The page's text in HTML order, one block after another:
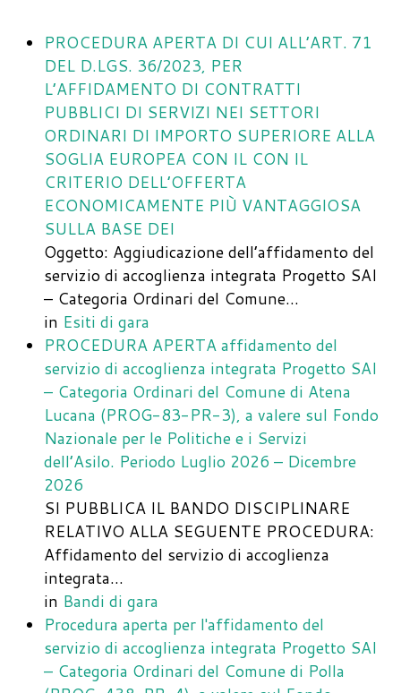
PROCEDURA APERTA DI CUI ALL’ART. 71
DEL D.LGS. 36/2023, PER
L’AFFIDAMENTO DI CONTRATTI
PUBBLICI DI SERVIZI NEI SETTORI
ORDINARI DI IMPORTO SUPERIORE ALLA
SOGLIA EUROPEA CON IL CON IL
CRITERIO DELL’OFFERTA
ECONOMICAMENTE PIÙ VANTAGGIOSA
SULLA BASE DEI
Oggetto: Aggiudicazione dell’affidamento del
servizio di accoglienza integrata Progetto SAI
– Categoria Ordinari del Comune…
in Esiti di gara
PROCEDURA APERTA affidamento del
servizio di accoglienza integrata Progetto SAI
– Categoria Ordinari del Comune di Atena
Lucana (PROG-83-PR-3), a valere sul Fondo
Nazionale per le Politiche e i Servizi
dell’Asilo. Periodo Luglio 2026 – Dicembre
2026
SI PUBBLICA IL BANDO DISCIPLINARE
RELATIVO ALLA SEGUENTE PROCEDURA:
Affidamento del servizio di accoglienza
integrata…
in Bandi di gara
Procedura aperta per l'affidamento del
servizio di accoglienza integrata Progetto SAI
– Categoria Ordinari del Comune di Polla